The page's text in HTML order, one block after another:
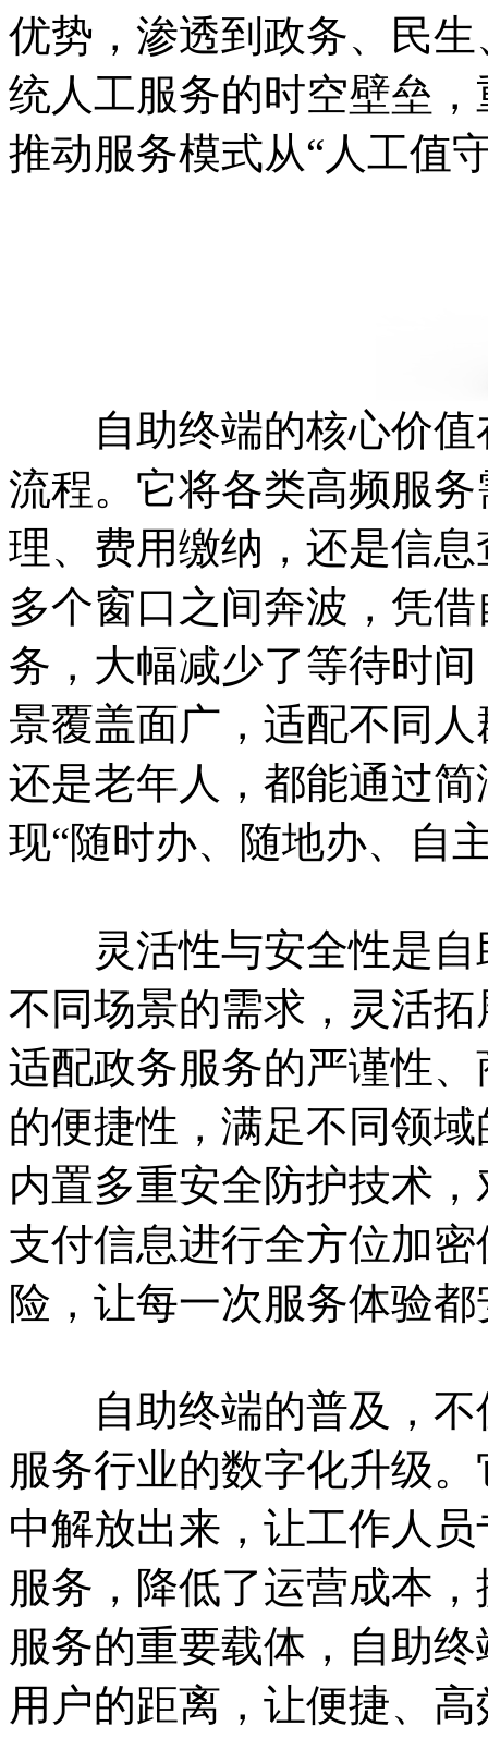
优势，渗透到政务、民
统人工服务的时空壁垒
推动服务模式从“人工值
自助终端的核心价值
流程。它将各类高频服
理、费用缴纳，还是信
多个窗口之间奔波，凭
务，大幅减少了等待时
景覆盖面广，适配不同
还是老年人，都能通过
现“随时办、随地办、自
灵活性与安全性是自
不同场景的需求，灵活
适配政务服务的严谨性
的便捷性，满足不同领
内置多重安全防护技术
支付信息进行全方位加
险，让每一次服务体验
自助终端的普及，不
服务行业的数字化升级
中解放出来，让工作人
服务，降低了运营成本
服务的重要载体，自助
用户的距离，让便捷、